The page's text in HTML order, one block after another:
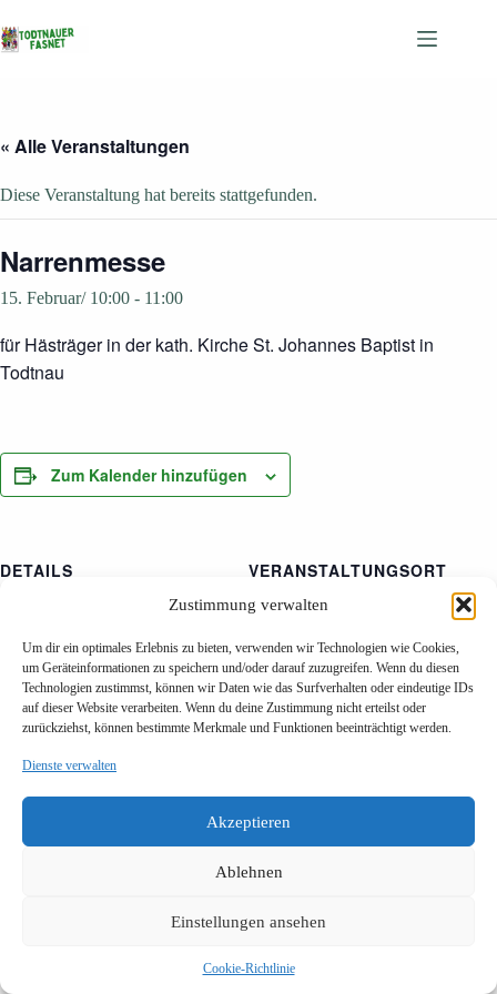
Zustimmung verwalten
Um dir ein optimales Erlebnis zu bieten, verwenden wir Technologien wie Cookies,
um Geräteinformationen zu speichern und/oder darauf zuzugreifen. Wenn du diesen
Technologien zustimmst, können wir Daten wie das Surfverhalten oder eindeutige IDs
auf dieser Website verarbeiten. Wenn du deine Zustimmung nicht erteilst oder
zurückziehst, können bestimmte Merkmale und Funktionen beeinträchtigt werden.
Dienste verwalten
Akzeptieren
Ablehnen
Einstellungen ansehen
Cookie-Richtlinie
Inhalt
springen
« Alle Veranstaltungen
Diese Veranstaltung hat bereits stattgefunden.
Narrenmesse
15. Februar/ 10:00 - 11:00
für Hästräger in der kath. Kirche St. Johannes Baptist in
Todtnau
Zum Kalender hinzufügen
DETAILS
Zeit:
10:00 - 11:00
VERANSTALTUNGSORT
Todtnau
Impressum
Datenschutzerklärung
Copyright © 2025 - Todtnauer Narrenzunft 1860 e. V. – Alle